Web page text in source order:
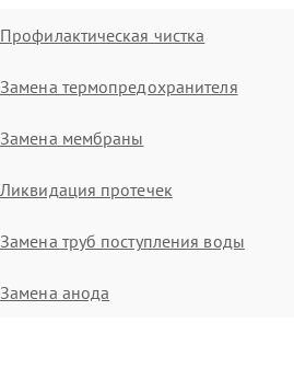
Профилактическая чистка
Замена термопредохранителя
Замена мембраны
Ликвидация протечек
Замена труб поступления воды
Замена анода